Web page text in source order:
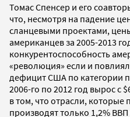
Томас Спенсер и его
что, несмотря на падение
сланцевыми проектами,
американцев за 2005-2013
конкурентоспособность
«революция» если и
дефицит США по категории
2006-го по 2012 год вырос с
в том, что отрасли, которые
производят только 1,2%